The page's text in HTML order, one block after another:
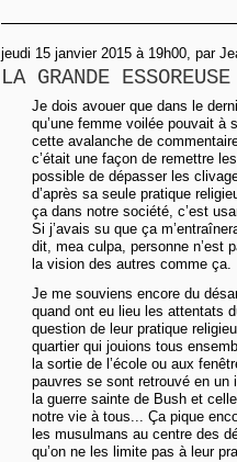
jeudi 15 janvier 2015 à 19h00, par
LA GRANDE ESSOREUSE
Je dois avouer que dans le
qu’une femme voilée pouvait
cette avalanche de
c’était une façon de remettre
possible de dépasser les
d’après sa seule pratique
ça dans notre société, c’est
Si j’avais su que ça
dit, mea culpa, personne n’est
la vision des autres comme ça.
Je me souviens encore du
quand ont eu lieu les attentats
question de leur pratique
quartier qui jouions tous
la sortie de l’école ou aux
pauvres se sont retrouvé en
la guerre sainte de Bush et
notre vie à tous... Ça pique
les musulmans au centre des
qu’on ne les limite pas à leur